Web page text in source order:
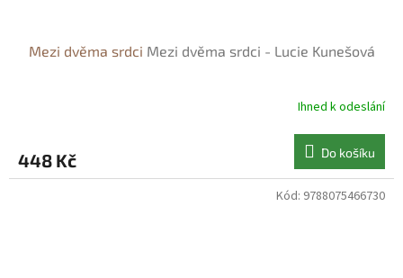
Mezi dvěma srdci Mezi dvěma srdci - Lucie Kunešová
Ihned k odeslání
448 Kč Do košíku
Kód: 9788075466730